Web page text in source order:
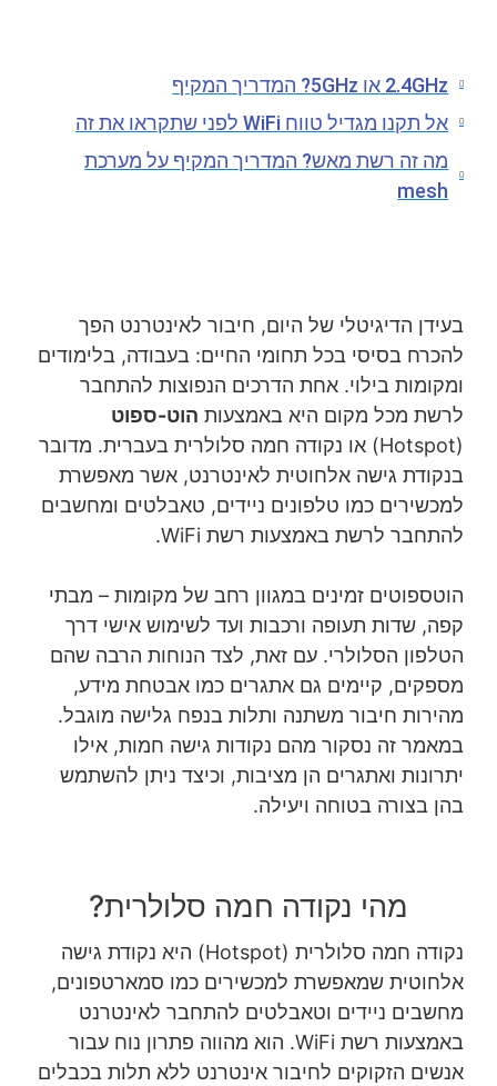
2.4GHz או 5GHz? המדריך המקיף
אל תקנו מגדיל טווח WiFi לפני שתקראו את זה
מה זה רשת מאש? המדריך המקיף על מערכת
mesh
בעידן הדיגיטלי של היום, חיבור לאינטרנט הפך
להכרח בסיסי בכל תחומי החיים: בעבודה, בלימודים
ומקומות בילוי. אחת הדרכים הנפוצות להתחבר
לרשת מכל מקום היא באמצעות הוט-ספוט
(Hotspot) או נקודה חמה סלולרית בעברית. מדובר
בנקודת גישה אלחוטית לאינטרנט, אשר מאפשרת
למכשירים כמו טלפונים ניידים, טאבלטים ומחשבים
להתחבר לרשת באמצעות רשת WiFi.
הוטספוטים זמינים במגוון רחב של מקומות – מבתי
קפה, שדות תעופה ורכבות ועד לשימוש אישי דרך
הטלפון הסלולרי. עם זאת, לצד הנוחות הרבה שהם
מספקים, קיימים גם אתגרים כמו אבטחת מידע,
מהירות חיבור משתנה ותלות בנפח גלישה מוגבל.
במאמר זה נסקור מהם נקודות גישה חמות, אילו
יתרונות ואתגרים הן מציבות, וכיצד ניתן להשתמש
בהן בצורה בטוחה ויעילה.
מהי נקודה חמה סלולרית?
נקודה חמה סלולרית (Hotspot) היא נקודת גישה
אלחוטית שמאפשרת למכשירים כמו סמארטפונים,
מחשבים ניידים וטאבלטים להתחבר לאינטרנט
באמצעות רשת WiFi. הוא מהווה פתרון נוח עבור
אנשים הזקוקים לחיבור אינטרנט ללא תלות בכבלים